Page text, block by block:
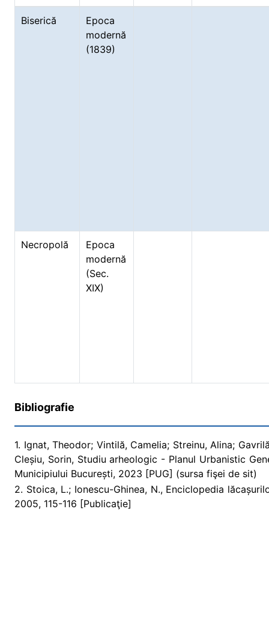
Biserică
Epoca
modernă
(1839)
Necropolă
Epoca
modernă
(Sec.
XIX)
Bibliografie
1. Ignat, Theodor; Vintilă, Camelia; Streinu, Alina;
Cleșiu, Sorin, Studiu arheologic - Planul Urbanistic
Municipiului București, 2023 [PUG] (sursa fişei de sit)
2. Stoica, L.; Ionescu-Ghinea, N., Enciclopedia
2005, 115-116 [Publicaţie]